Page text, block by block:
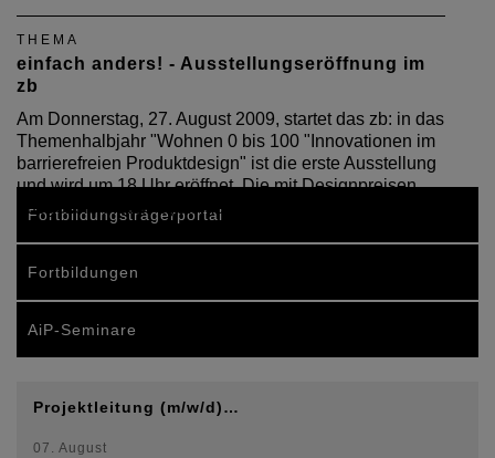
THEMA
einfach anders! - Ausstellungseröffnung im
zb
Am Donnerstag, 27. August 2009, startet das zb: in das
Themenhalbjahr "Wohnen 0 bis 100 "Innovationen im
barrierefreien Produktdesign" ist die erste Ausstellung
und wird um 18 Uhr eröffnet. Die mit Designpreisen
ausgezeichneten Systeme sind ein zu…
Fortbildungsträgerportal
Fortbildungen
AiP-Seminare
Projektleitung (m/w/d)…
07. August